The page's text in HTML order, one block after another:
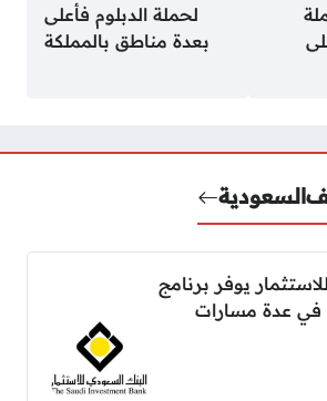
لحملة الدبلوم فأعلى
بعدة مناطق بالمملكة
السعودية
يوفر برنامج
في عدة مسارات